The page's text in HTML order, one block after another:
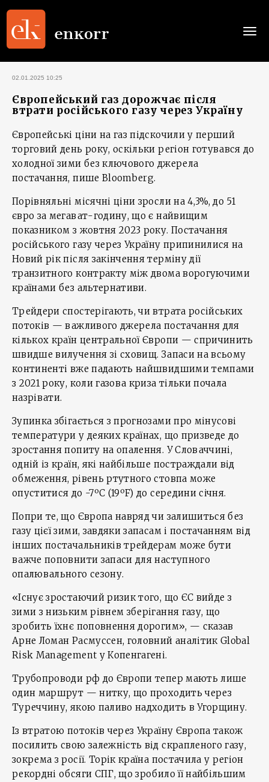
02.01.2025 10:25
Європейський газ дорожчає після
втрати російського газу через Україну
Європейські ціни на газ підскочили у перший
торговий день року, оскільки регіон готувався до
холодної зими без ключового джерела
постачання, пише Bloomberg.
Порівняльні місячні ціни зросли на 4,3%, до 51
євро за мегават-годину, що є найвищим
показником з жовтня 2023 року. Постачання
російського газу через Україну припинилися на
Новий рік після закінчення терміну дії
транзитного контракту між двома ворогуючими
країнами без альтернативи.
Трейдери спостерігають, чи втрата російських
потоків — важливого джерела постачання для
кількох країн центральної Європи — спричинить
швидше вилучення зі сховищ. Запаси на всьому
континенті вже падають найшвидшими темпами
з 2021 року, коли газова криза тільки почала
назрівати.
Зупинка збігається з прогнозами про мінусові
температури у деяких країнах, що призведе до
зростання попиту на опалення. У Словаччині,
одній із країн, які найбільше постраждали від
обмеження, рівень ртутного стовпа може
опуститися до -7ºC (19ºF) до середини січня.
Попри те, що Європа навряд чи залишиться без
газу цієї зими, завдяки запасам і постачанням від
інших постачальників трейдерам може бути
важче поповнити запаси для наступного
опалювального сезону.
«Існує зростаючий ризик того, що ЄС вийде з
зими з низьким рівнем зберігання газу, що
зробить їхнє поповнення дорогим», — сказав
Арне Ломан Расмуссен, головний аналітик Global
Risk Management у Копенгагені.
Трубопроводи рф до Європи тепер мають лише
один маршрут — нитку, що проходить через
Туреччину, якою паливо надходить в Угорщину.
Із втратою потоків через Україну Європа також
посилить свою залежність від скрапленого газу,
зокрема з росії. Торік країна постачила у регіон
рекордні обсяги СПГ, що зробило її найбільшим